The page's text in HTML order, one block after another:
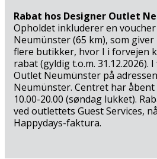
Rabat hos Designer Outlet
Opholdet inkluderer en
Neumünster (65 km), som
flere butikker, hvor I i forvejen
rabat (gyldig t.o.m. 31.12.2026).
Outlet Neumünster på
Neumünster. Centret har
10.00-20.00 (søndag lukket).
ved outlettets Guest Services,
Happydays-faktura.